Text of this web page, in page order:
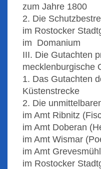
zum Jahre 1800
2. Die
im Rostocker
im Domanium
III. Die Gutachten
mecklenburgische
1. Das Gutachten
Küstenstrecke
2. Die
im Amt Ribnitz
im Amt Doberan
im Amt Wismar
im Amt
im Rostocker